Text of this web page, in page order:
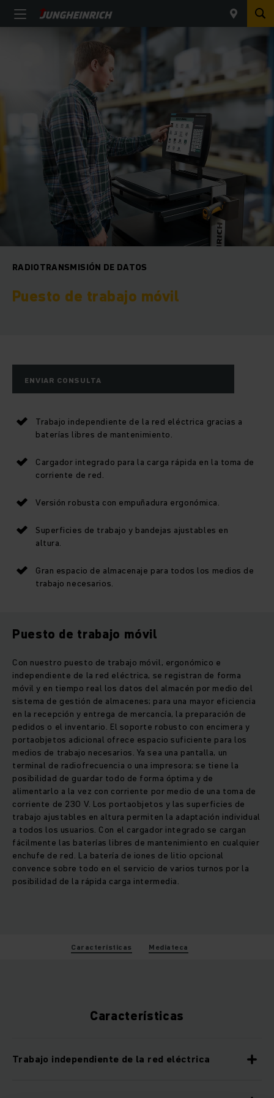
RADIOTRANSMISIÓN DE DATOS
Puesto de trabajo móvil
ENVIAR CONSULTA
Trabajo independiente de la red eléctrica gracias a
baterías libres de mantenimiento.
Cargador integrado para la carga rápida en la toma de
corriente de red.
Versión robusta con empuñadura ergonómica.
Superficies de trabajo y bandejas ajustables en
altura.
Gran espacio de almacenaje para todos los medios de
trabajo necesarios.
Puesto de trabajo móvil
Con nuestro puesto de trabajo móvil, ergonómico e
independiente de la red eléctrica, se registran de forma
móvil y en tiempo real los datos del almacén por medio del
sistema de gestión de almacenes; para una mayor eficiencia
en la recepción y entrega de mercancía, la preparación de
pedidos o el inventario. El soporte robusto con encimera y
portaobjetos adicional ofrece espacio suficiente para los
medios de trabajo necesarios. Ya sea una pantalla, un
terminal de radiofrecuencia o una impresora; se tiene la
posibilidad de guardar todo de forma óptima y de
alimentarlo a la vez con corriente por medio de una toma de
corriente de 230 V. Los portaobjetos y las superficies de
trabajo ajustables en altura permiten la adaptación individual
a todos los usuarios. Con el cargador integrado se cargan
fácilmente las baterías libres de mantenimiento en cualquier
enchufe de red. La batería de iones de litio opcional
convence sobre todo en el servicio de varios turnos por la
posibilidad de la rápida carga intermedia.
Características Mediateca
Características
Trabajo independiente de la red eléctrica